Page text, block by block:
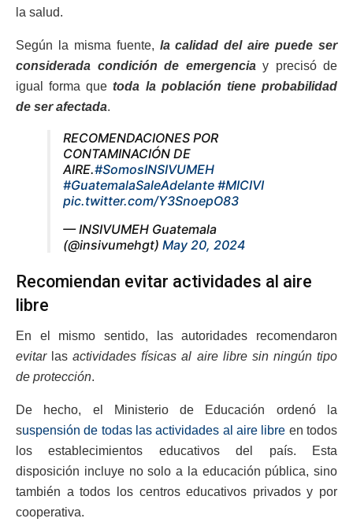
la salud.
Según la misma fuente, la calidad del aire puede ser
considerada condición de emergenciay precisó de
igual forma quetoda la población tiene probabilidad
de ser afectada.
RECOMENDACIONES POR
CONTAMINACIÓN DE
AIRE.#SomosINSIVUMEH
#GuatemalaSaleAdelante #MICIVI
pic.twitter.com/Y3SnoepO83
— INSIVUMEH Guatemala
(@insivumehgt) May 20, 2024
Recomiendan evitar actividades al aire
libre
En el mismo sentido, las autoridades recomendaron
evitarlasactividades físicas al aire libre sin ningún tipo
de protección.
De hecho, el Ministerio de Educación ordenó la
suspensión de todas las actividades al aire libre en todos
los establecimientos educativos del país. Esta
disposición incluye no solo a la educación pública, sino
también a todos los centros educativos privados y por
cooperativa.